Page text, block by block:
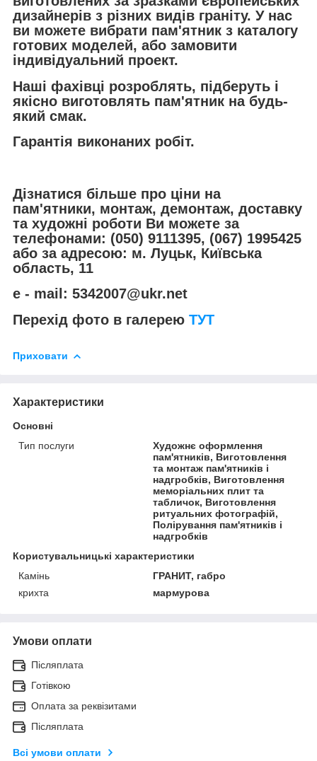
дизайнерів з різних видів граніту. У нас
ви можете вибрати пам'ятник з каталогу
готових моделей, або замовити
індивідуальний проект.
Наші фахівці розроблять, підберуть і
якісно виготовлять пам'ятник на будь-
який смак.
Гарантія виконаних робіт.
Дізнатися більше про ціни на
пам'ятники, монтаж, демонтаж, доставку
та художні роботи Ви можете за
телефонами: (050) 9111395, (067) 1995425
або за адресою: м. Луцьк, Київська
область, 11
e - mail: 5342007@ukr.net
Перехід фото в галерею ТУТ
Приховати
Характеристики
Основні
Тип послуги
Художнє оформлення
пам'ятників, Виготовлення
та монтаж пам'ятників і
надгробків, Виготовлення
меморіальних плит та
табличок, Виготовлення
ритуальних фотографій,
Полірування пам'ятників і
надгробків
Користувальницькі характеристики
Камінь
ГРАНИТ, габро
крихта
мармурова
Умови оплати
Післяплата
Готівкою
Оплата за реквізитами
Післяплата
Всі умови оплати